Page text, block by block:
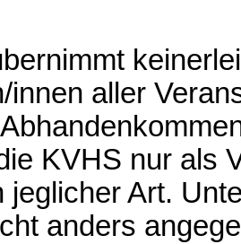
innen aller
KVHS nur als
jeglicher Art.
anders